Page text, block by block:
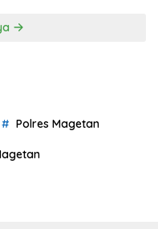
Polres Magetan